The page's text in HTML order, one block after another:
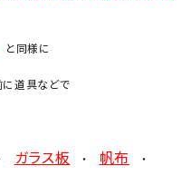
と同様に
に道具などで
ガラス板 ・ 帆布 ・